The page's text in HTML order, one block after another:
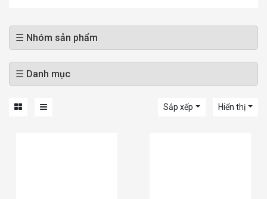
☰ Nhóm sản phẩm
☰ Danh mục
Sắp xếp Hiển thị